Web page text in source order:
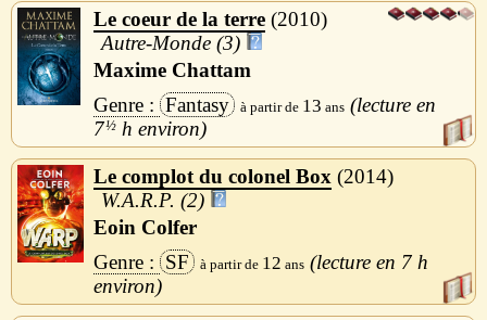
Le coeur de la terre 2010
Autre-Monde (3)
Maxime Chattam
Fantasy
13
7½ h
Le complot du colonel Box
2014
W.A.R.P. (2)
Eoin Colfer
SF
12 7 h